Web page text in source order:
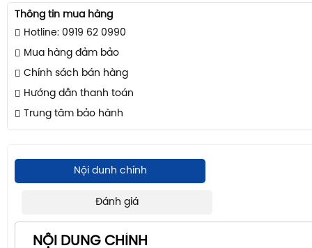
Thông tin mua hàng
Hotline: 0919 62 0990
Mua hàng đảm bảo
Chính sách bán hàng
Hướng dẫn thanh toán
Trung tâm bảo hành
Nội dunh chính
Đánh giá
NỘI DUNG CHÍNH